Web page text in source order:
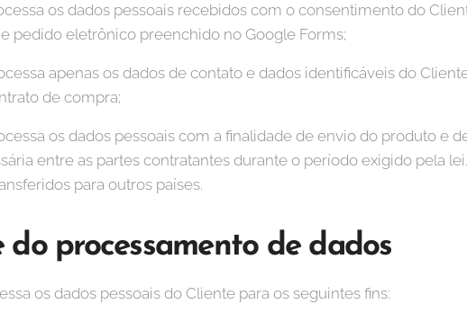
os dados pessoais recebidos com o consentimento do
pedido eletrônico preenchido no Google Forms;
apenas os dados de contato e dados identificáveis do
de compra;
os dados pessoais com a finalidade de envio do produto e
entre as partes contratantes durante o período exigido pela
para outros países.
do processamento de dados
os dados pessoais do Cliente para os seguintes fins: